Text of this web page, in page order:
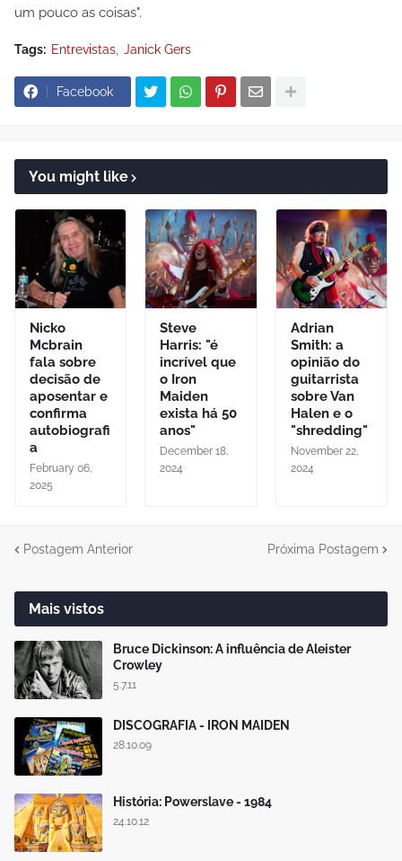
um pouco as coisas".
Tags: Entrevistas Janick Gers
Facebook
You might like
Nicko
Mcbrain
fala sobre
decisão de
aposentar e
confirma
autobiografi
a
February 06,
2025
Steve
Harris: "é
incrível que
o Iron
Maiden
exista há 50
anos"
December 18,
2024
Adrian
Smith: a
opinião do
guitarrista
sobre Van
Halen e o
"shredding"
November 22,
2024
Postagem Anterior Próxima Postagem
Mais vistos
Bruce Dickinson: A influência de Aleister
Crowley
5.7.11
DISCOGRAFIA - IRON MAIDEN
28.10.09
História: Powerslave - 1984
24.10.12